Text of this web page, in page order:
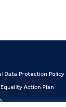
Data Protection Policy
Action Plan